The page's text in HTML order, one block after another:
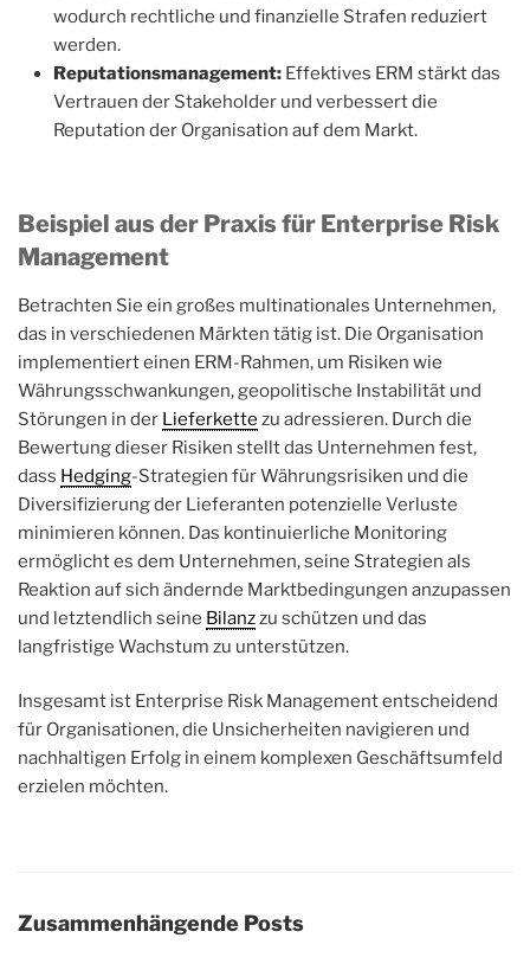
wodurch rechtliche und finanzielle Strafen reduziert
werden.
Reputationsmanagement: Effektives ERM stärkt das
Vertrauen der Stakeholder und verbessert die
Reputation der Organisation auf dem Markt.
Beispiel aus der Praxis für Enterprise Risk
Management
Betrachten Sie ein großes multinationales Unternehmen,
das in verschiedenen Märkten tätig ist. Die Organisation
implementiert einen ERM-Rahmen, um Risiken wie
Währungsschwankungen, geopolitische Instabilität und
Störungen in der Lieferkette zu adressieren. Durch die
Bewertung dieser Risiken stellt das Unternehmen fest,
dass Hedging-Strategien für Währungsrisiken und die
Diversifizierung der Lieferanten potenzielle Verluste
minimieren können. Das kontinuierliche Monitoring
ermöglicht es dem Unternehmen, seine Strategien als
Reaktion auf sich ändernde Marktbedingungen anzupassen
und letztendlich seine Bilanzzu schützen und das
langfristige Wachstum zu unterstützen.
Insgesamt ist Enterprise Risk Management entscheidend
für Organisationen, die Unsicherheiten navigieren und
nachhaltigen Erfolg in einem komplexen Geschäftsumfeld
erzielen möchten.
Zusammenhängende Posts